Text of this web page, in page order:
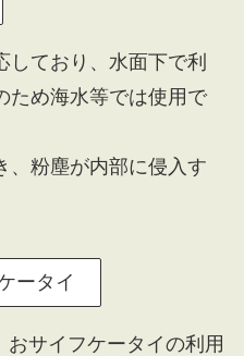
しており、水面下で利
ため海水等では使用で
、粉塵が内部に侵入す
ータイ
サイフケータイの利用